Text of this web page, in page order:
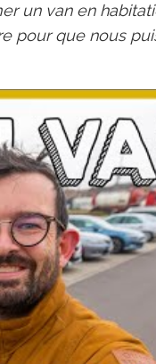
un van en
pour que nous